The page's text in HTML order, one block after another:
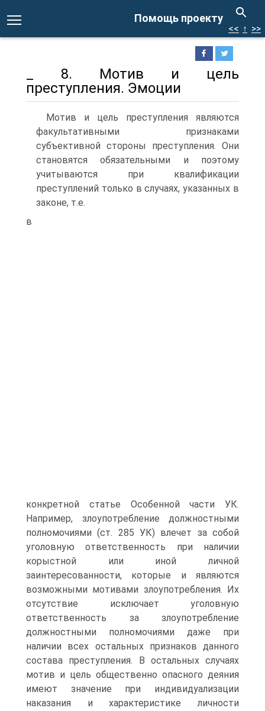
Помощь проекту
<< ↑ >>
_ 8. Мотив и цель
преступления. Эмоции
Мотив и цель преступления являются
факультативными признаками
субъективной стороны преступления. Они
становятся обязательными и поэтому
учитываются при квалификации
преступлений только в случаях, указанных в
законе, т.е.
в
конкретной статье Особенной части УК.
Например, злоупотребление должностными
полномочиями (ст. 285 УК) влечет за собой
уголовную ответственность при наличии
корыстной или иной личной
заинтересованности, которые и являются
возможными мотивами злоупотребления. Их
отсутствие исключает уголовную
ответственность за злоупотребление
должностными полномочиями даже при
наличии всех остальных признаков данного
состава преступления. В остальных случаях
мотив и цель общественно опасного деяния
имеют значение при индивидуализации
наказания и характеристике личности